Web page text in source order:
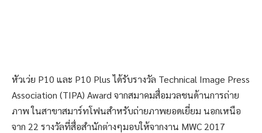
หัวเว่ย P10 และ P10 Plus ได้รับรางวัล Technical Image Press
Association (TIPA) Award จากสมาคมสื่อมวลชนด้านการถ่าย
ภาพ ในสาขาสมาร์ทโฟนสำหรับถ่ายภาพยอดเยี่ยม นอกเหนือ
จาก 22 รางวัลที่สื่อสำนักต่างๆมอบให้จากงาน MWC 2017